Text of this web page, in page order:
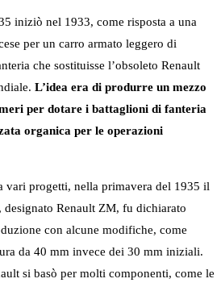
iniziò nel 1933, come risposta a una
per un carro armato leggero di
che sostituisse l’obsoleto Renault
L’idea era di produrre un mezzo
per dotare i battaglioni di fanteria
organica per le operazioni
vari progetti, nella primavera del 1935 il
Renault ZM, fu dichiarato
con alcune modifiche, come
da 40 mm invece dei 30 mm iniziali.
si basò per molti componenti, come le